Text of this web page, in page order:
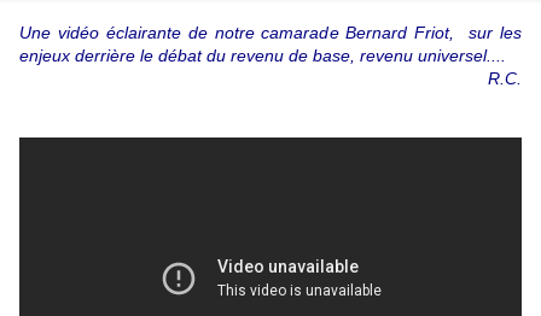
Une vidéo éclairante de notre camarade Bernard Friot, sur les
enjeux derrière le débat du revenu de base, revenu universel....
R.C.